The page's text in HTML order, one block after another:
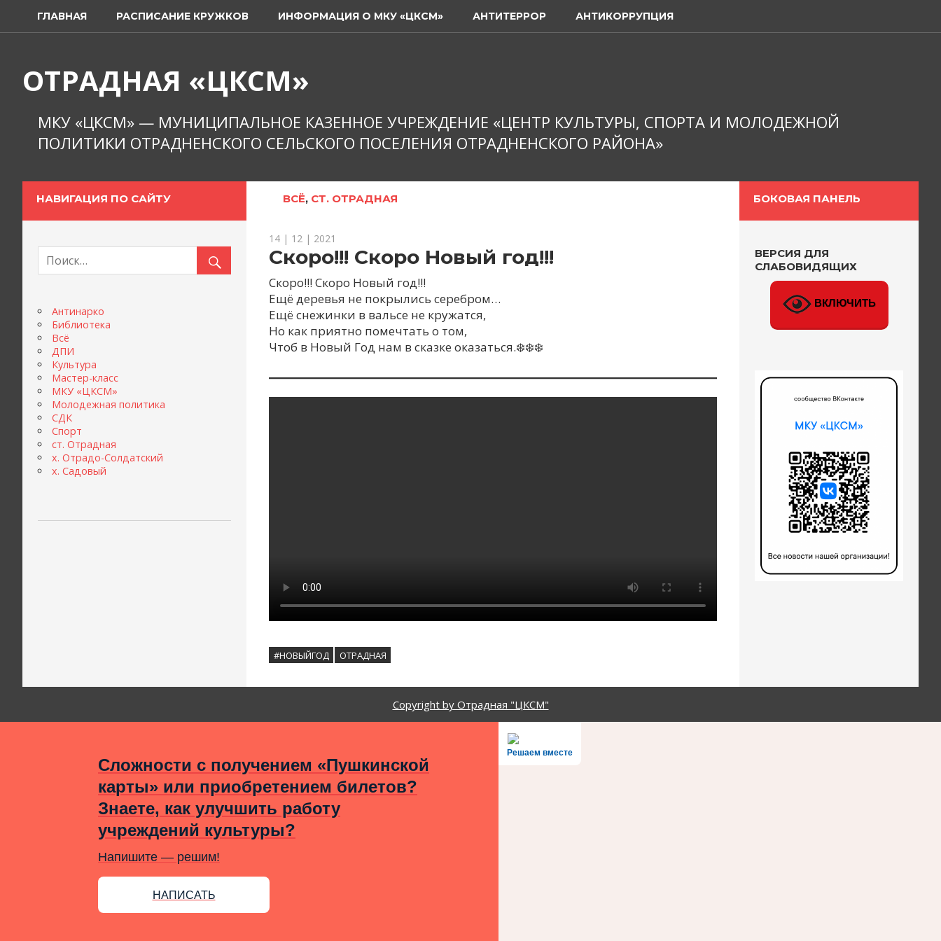
содержимому
ГЛАВНАЯ РАСПИСАНИЕ КРУЖКОВ ИНФОРМАЦИЯ О МКУ «ЦКСМ» АНТИТЕРРОР АНТИКОРРУПЦИЯ
ОТРАДНАЯ «ЦКСМ»
МКУ «ЦКСМ» — МУНИЦИПАЛЬНОЕ КАЗЕННОЕ УЧРЕЖДЕНИЕ «ЦЕНТР КУЛЬТУРЫ, СПОРТА И МОЛОДЕЖНОЙ
ПОЛИТИКИ ОТРАДНЕНСКОГО СЕЛЬСКОГО ПОСЕЛЕНИЯ ОТРАДНЕНСКОГО РАЙОНА»
ВСЁ, СТ. ОТРАДНАЯ
14 | 12 | 2021
Скоро!!! Скоро Новый год!!!
Скоро!!! Скоро Новый год!!!
Ещё деревья не покрылись серебром…
Ещё снежинки в вальсе не кружатся,
Но как приятно помечтать о том,
Чтоб в Новый Год нам в сказке оказаться.❄️❄️❄️
#НОВЫЙГОД ОТРАДНАЯ
НАВИГАЦИЯ ПО САЙТУ
Антинарко
Библиотека
Всё
ДПИ
Культура
Мастер-класс
МКУ «ЦКСМ»
Молодежная политика
СДК
Спорт
ст. Отрадная
х. Отрадо-Солдатский
х. Садовый
БОКОВАЯ ПАНЕЛЬ
ВЕРСИЯ ДЛЯ
СЛАБОВИДЯЩИХ
ВКЛЮЧИТЬ
Copyright by Отрадная "ЦКСМ"
Решаем вместе
Сложности с получением «Пушкинской
карты» или приобретением билетов?
Знаете, как улучшить работу
учреждений культуры?
Напишите — решим!
НАПИСАТЬ